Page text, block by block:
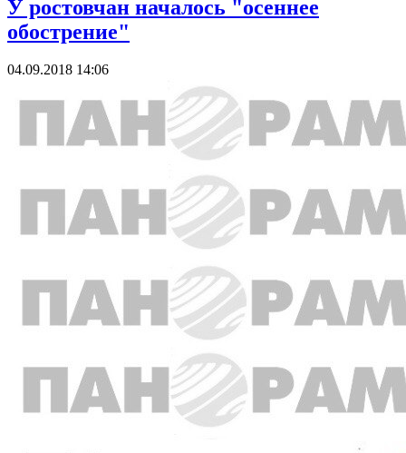
У ростовчан началось "осеннее
обострение"
04.09.2018 14:06